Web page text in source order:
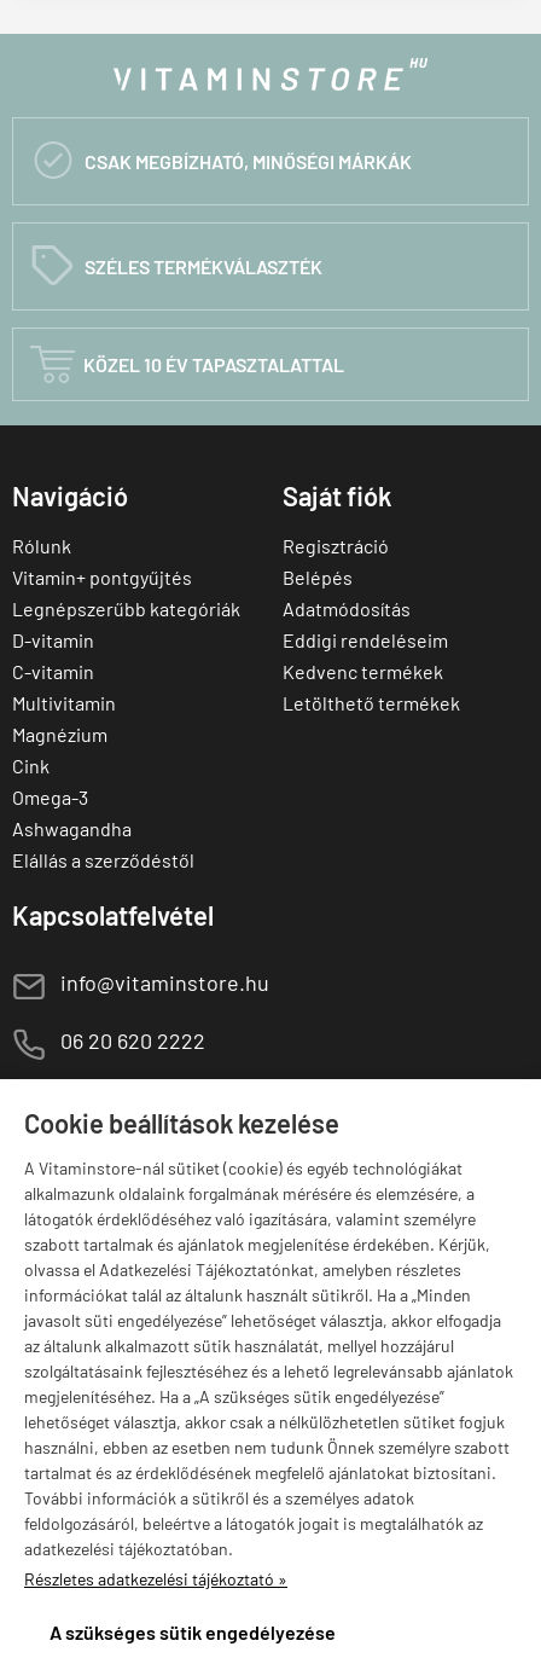
Cookie beállítások kezelése
A Vitaminstore-nál sütiket (cookie) és egyéb technológiákat
alkalmazunk oldalaink forgalmának mérésére és elemzésére, a
látogatók érdeklődéséhez való igazítására, valamint személyre
szabott tartalmak és ajánlatok megjelenítése érdekében. Kérjük,
olvassa el Adatkezelési Tájékoztatónkat, amelyben részletes
információkat talál az általunk használt sütikről. Ha a „Minden
javasolt süti engedélyezése” lehetőséget választja, akkor elfogadja
az általunk alkalmazott sütik használatát, mellyel hozzájárul
szolgáltatásaink fejlesztéséhez és a lehető legrelevánsabb ajánlatok
megjelenítéséhez. Ha a „A szükséges sütik engedélyezése”
lehetőséget választja, akkor csak a nélkülözhetetlen sütiket fogjuk
használni, ebben az esetben nem tudunk Önnek személyre szabott
tartalmat és az érdeklődésének megfelelő ajánlatokat biztosítani.
További információk a sütikről és a személyes adatok
feldolgozásáról, beleértve a látogatók jogait is megtalálhatók az
adatkezelési tájékoztatóban.
Részletes adatkezelési tájékoztató »
A szükséges sütik engedélyezése
 CSAK MEGBÍZHATÓ, MINŐSÉGI MÁRKÁK
C SZÉLES TERMÉKVÁLASZTÉK
 KÖZEL 10 ÉV TAPASZTALATTAL
Navigáció
Rólunk
Vitamin+ pontgyűjtés
Legnépszerűbb kategóriák
D-vitamin
C-vitamin
Multivitamin
Magnézium
Cink
Omega-3
Ashwagandha
Elállás a szerződéstől
Saját fiók
Regisztráció
Belépés
Adatmódosítás
Eddigi rendeléseim
Kedvenc termékek
Letölthető termékek
Kapcsolatfelvétel
E info@vitaminstore.hu
M 06 20 620 2222
Szugló u. 83-85.
Márkák
Valuta választás
vitaminstore.hu -Vitaminstore / Gymstore Hungary